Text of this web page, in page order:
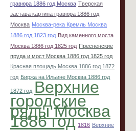
гравюра 1886 год Москва Тверская
застава картина гравюра 1886 год
Москва Москва-река Кремль Москва
1886 год 1823 год Вид каменного моста
Москва 1886 год 1825 год Пресненские
пруда и мост Москва 1886 год 1825 год
Красная площадь Москва 1886 год 1872
год Биржа на Ильине Москва 1886 год
1872 год Верхние
городские
ряды Москва
1886 год 1816 Верхние